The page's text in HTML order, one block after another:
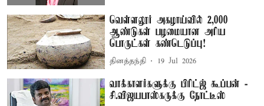
வெள்ளலூர் அகழாய்வில் 2,000
ஆண்டுகள் பழமையான அரிய
பொருட்கள் கண்டெடுப்பு!
தினத்தந்தி 19 Jul 2026
வாக்காளர்களுக்கு பிரிட்ஜ் கூப்பன் -
சி.விஜயபாஸ்கருக்கு நோட்டீஸ்